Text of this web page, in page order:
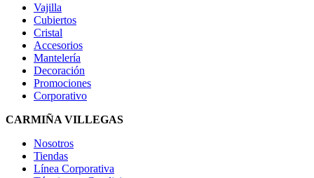
Vajilla
Cubiertos
Cristal
Accesorios
Mantelería
Decoración
Promociones
Corporativo
CARMIÑA VILLEGAS
Nosotros
Tiendas
Línea Corporativa